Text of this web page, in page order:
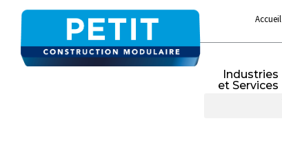
Accueil
Industries
et Services